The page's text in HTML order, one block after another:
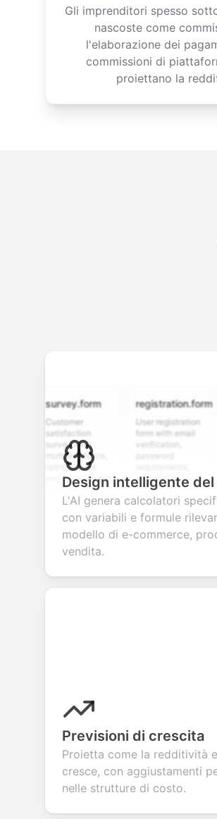
Gli imprenditori spesso
nascoste come
l'elaborazione dei
commissioni di
proiettano la
survey.form
Customer
satisfaction
survey with
multiple choice,
rating scales,
and open-ended
questions to
collect valuable
your products or
registration.form
User registration
form with email
verification,
and profile
information
fields for
seamless
account
creation.
Design intelligente
L'AI genera calcolatori
con variabili e formule
modello di e-commerce,
vendita.
Previsioni di crescita
Proietta come la redditività
cresce, con aggiustamenti
nelle strutture di costo.